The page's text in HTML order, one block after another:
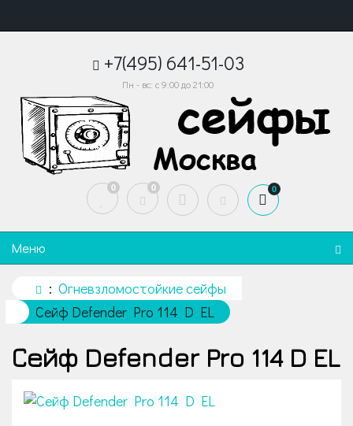
+7(495) 641-51-03
Пн - вс: с 9:00 до 21:00
0 0 0
Меню
Огневзломостойкие сейфы
Сейф Defender Pro 114 D EL
Сейф Defender Pro 114 D EL